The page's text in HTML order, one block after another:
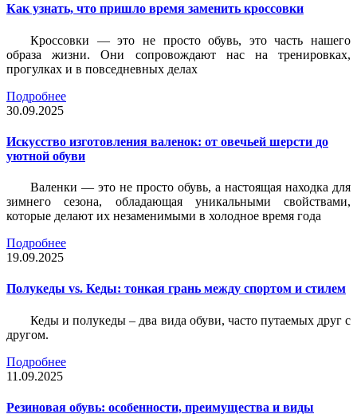
Как узнать, что пришло время заменить кроссовки
Кроссовки — это не просто обувь, это часть нашего
образа жизни. Они сопровождают нас на тренировках,
прогулках и в повседневных делах
Подробнее
30.09.2025
Искусство изготовления валенок: от овечьей шерсти до
уютной обуви
Валенки — это не просто обувь, а настоящая находка для
зимнего сезона, обладающая уникальными свойствами,
которые делают их незаменимыми в холодное время года
Подробнее
19.09.2025
Полукеды vs. Кеды: тонкая грань между спортом и стилем
Кеды и полукеды – два вида обуви, часто путаемых друг с
другом.
Подробнее
11.09.2025
Резиновая обувь: особенности, преимущества и виды